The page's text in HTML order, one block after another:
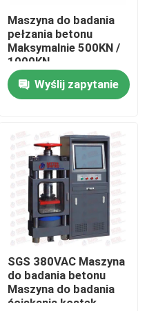
Maszyna do badania
pełzania betonu
Maksymalnie 500KN /
1000KN
Wyślij zapytanie
SGS 380VAC Maszyna
do badania betonu
Maszyna do badania
ściskania kostek